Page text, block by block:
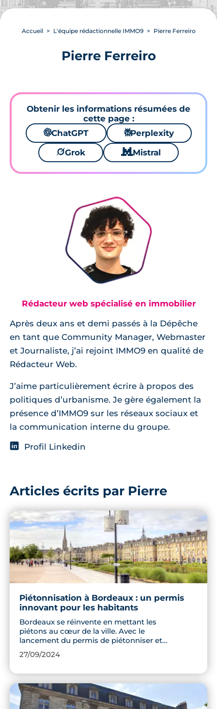
Accueil L'équipe rédactionnelle IMMO9 Pierre Ferreiro
Pierre Ferreiro
Obtenir les informations résumées de
cette page :
🌌ChatGPT ⚙Perplexity
🪐Grok 🐱 Mistral
Rédacteur web spécialisé en immobilier
Après deux ans et demi passés à la Dépêche
en tant que Community Manager, Webmaster
et Journaliste, j’ai rejoint IMMO9 en qualité de
Rédacteur Web.
J’aime particulièrement écrire à propos des
politiques d’urbanisme. Je gère également la
présence d’IMMO9 sur les réseaux sociaux et
la communication interne du groupe.
Profil Linkedin
Articles écrits par Pierre
Piétonnisation à Bordeaux : un permis
innovant pour les habitants
Bordeaux se réinvente en mettant les
piétons au cœur de la ville. Avec le
lancement du permis de piétonniser et
l'extension des zones piétonnes, les
habitants profitent d'espaces plus
quotidien des Bordelais et les
perspectives d'une ville plus apaisée.
27/09/2024